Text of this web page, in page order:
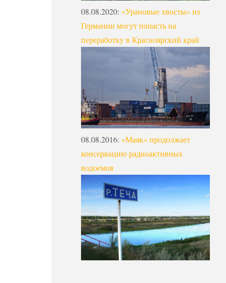
08.08.2020: «Урановые хвосты» из
Германии могут попасть на
переработку в Красноярский край
08.08.2016: «Маяк» продолжает
консервацию радиоактивных
водоемов